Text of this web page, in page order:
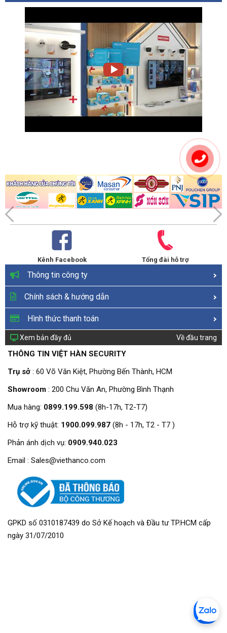
Kênh Facebook Tổng đài hỗ trợ
Thông tin công ty
Chính sách & hướng dẫn
Hình thức thanh toán
Xem bản đầy đủ Về đầu trang
THÔNG TIN VIỆT HÀN SECURITY
Trụ sở : 60 Võ Văn Kiệt, Phường Bến Thành, HCM
Showroom : 200 Chu Văn An, Phường Bình Thạnh
Mua hàng: 0899.199.598 (8h-17h, T2-T7)
Hỗ trợ kỹ thuật: 1900.099.987 (8h - 17h, T2 - T7 )
Phản ánh dịch vụ: 0909.940.023
Email : Sales@viethanco.com
GPKD số 0310187439 do Sở Kế hoạch và Đầu tư TP.HCM cấp
ngày 31/07/2010